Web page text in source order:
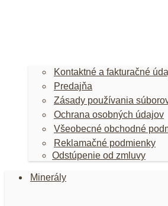
Kontaktné a fakturačné
Predajňa
Zásady používania
Ochrana osobných údajov
Všeobecné obchodné
Reklamačné podmienky
Odstúpenie od zmluvy
Minerály